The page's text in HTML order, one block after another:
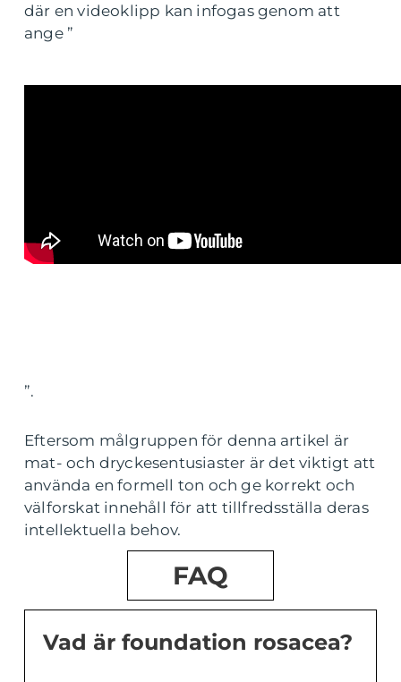
där en videoklipp kan infogas genom att
ange ”
”.
Eftersom målgruppen för denna artikel är
mat- och dryckesentusiaster är det viktigt att
använda en formell ton och ge korrekt och
välforskat innehåll för att tillfredsställa deras
intellektuella behov.
FAQ
Vad är foundation rosacea?